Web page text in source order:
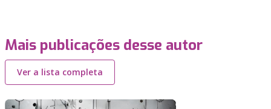
Mais publicações desse autor
Ver a lista completa